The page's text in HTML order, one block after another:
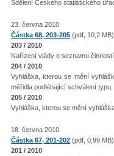
Sdělení Českého statistického
23. června 2010
Částka 68, 203-205 (pdf, 10,2 MB)
203 / 2010
Nařízení vlády o seznamu
204 / 2010
Vyhláška, kterou se mění
měřidla podléhající schválení
205 / 2010
Vyhláška, kterou se mění
18. června 2010
Částka 67, 201-202 (pdf, 0,99 MB)
201 / 2010